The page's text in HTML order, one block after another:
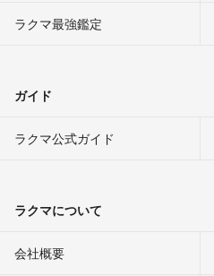
ラクマ最強鑑定
ガイド
ラクマ公式ガイド
ラクマについて
会社概要